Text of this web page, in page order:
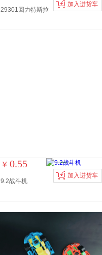
加入进货车
29301回力特斯拉
￥ 0.55
加入进货车
9.2战斗机